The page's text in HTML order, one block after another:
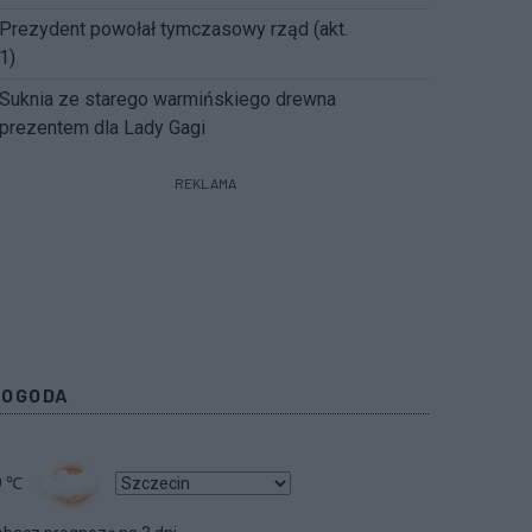
Prezydent powołał tymczasowy rząd (akt.
1)
Suknia ze starego warmińskiego drewna
prezentem dla Lady Gagi
REKLAMA
℃